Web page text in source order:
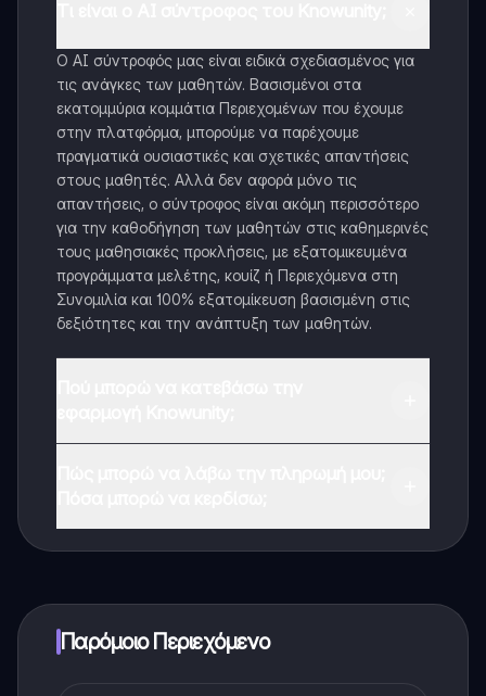
Ο AI σύντροφός μας είναι ειδικά σχεδιασμένος για
τις ανάγκες των μαθητών. Βασισμένοι στα
εκατομμύρια κομμάτια Περιεχομένων που έχουμε
στην πλατφόρμα, μπορούμε να παρέχουμε
πραγματικά ουσιαστικές και σχετικές απαντήσεις
στους μαθητές. Αλλά δεν αφορά μόνο τις
απαντήσεις, ο σύντροφος είναι ακόμη περισσότερο
για την καθοδήγηση των μαθητών στις καθημερινές
τους μαθησιακές προκλήσεις, με εξατομικευμένα
προγράμματα μελέτης, κουίζ ή Περιεχόμενα στη
Συνομιλία και 100% εξατομίκευση βασισμένη στις
δεξιότητες και την ανάπτυξη των μαθητών.
Παρόμοιο Περιεχόμενο